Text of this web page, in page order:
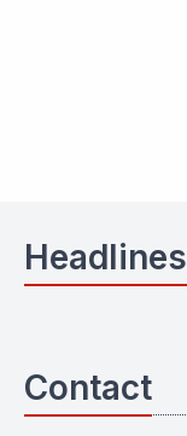
Headlines
Contact